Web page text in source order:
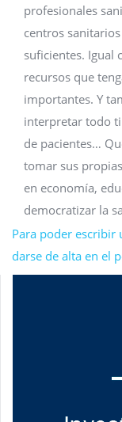
profesionales
centros
suficientes. Igual
recursos que
importantes. Y
interpretar todo
de pacientes…
tomar sus
en economía,
democratizar la
Para poder escribir
darse de alta en el